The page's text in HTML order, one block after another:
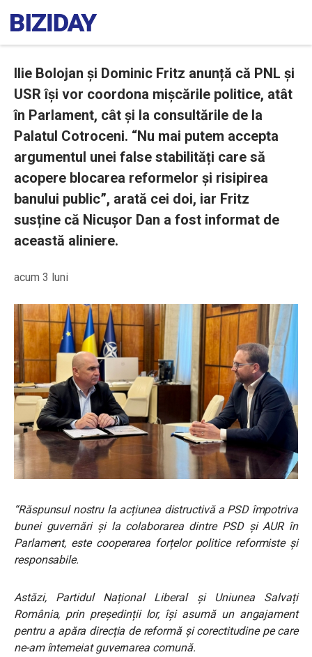
Ilie Bolojan și Dominic Fritz anunță că PNL și
USR își vor coordona mișcările politice, atât
în Parlament, cât și la consultările de la
Palatul Cotroceni. “Nu mai putem accepta
argumentul unei false stabilități care să
acopere blocarea reformelor și risipirea
banului public”, arată cei doi, iar Fritz
susține că Nicușor Dan a fost informat de
această aliniere.
acum 3 luni
“Răspunsul nostru la acțiunea distructivă a PSD împotriva
bunei guvernări și la colaborarea dintre PSD și AUR în
Parlament, este cooperarea forțelor politice reformiste și
responsabile.
Astăzi, Partidul Național Liberal și Uniunea Salvați
România, prin președinții lor, își asumă un angajament
pentru a apăra direcția de reformă și corectitudine pe care
ne-am întemeiat guvernarea comună.